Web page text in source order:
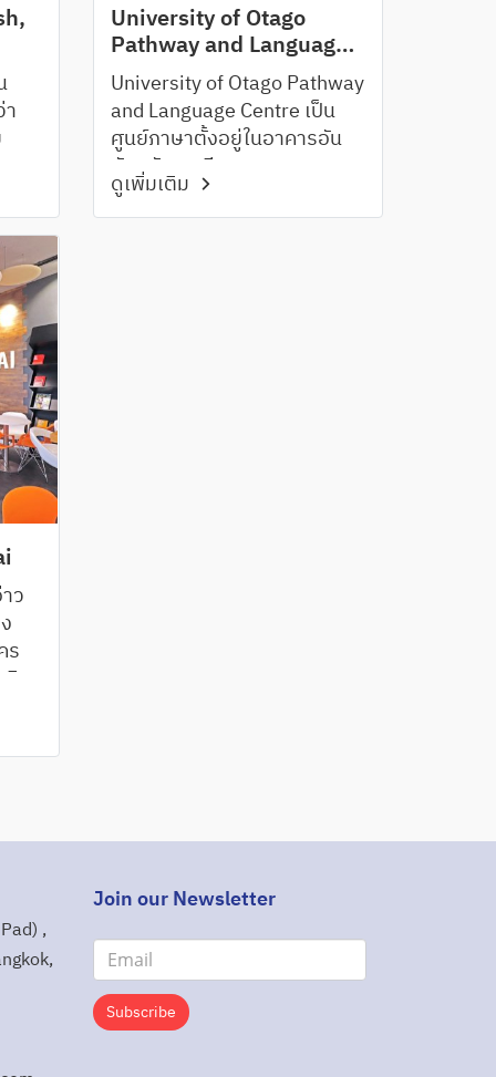
University of Otago
Pathway and Language
Centre, Dunedin
University of Otago Pathway
and Language Centre เป็น
ศูนย์ภาษาตั้งอยู่ในอาคารอัน
ทันสมัยและมีความสะดวกสบาย
ภายในบริเวณมหาวิทยาลัยโอ
ทาโก ซึ่งเป็นมหาวิทยาลัยแห่ง
ดูเพิ่มเติม
ว
ร
บถือ
ก
,
Join our Newsletter
Subscribe